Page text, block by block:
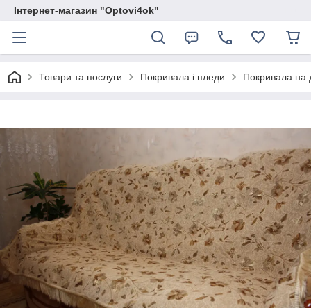
Інтернет-магазин "Optovi4ok"
Товари та послуги Покривала і пледи Покривала на